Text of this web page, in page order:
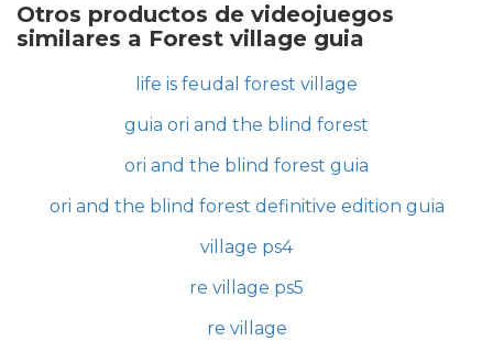
Otros productos de videojuegos
similares a Forest village guia
life is feudal forest village
guia ori and the blind forest
ori and the blind forest guia
ori and the blind forest definitive edition guia
village ps4
re village ps5
re village